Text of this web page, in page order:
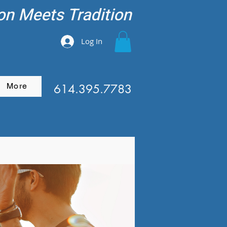
Meets Tradition
Log In
More 614.395.7783